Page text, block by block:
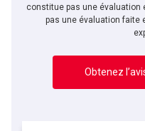
constitue pas une évaluation
pas une évaluation faite
Obtenez